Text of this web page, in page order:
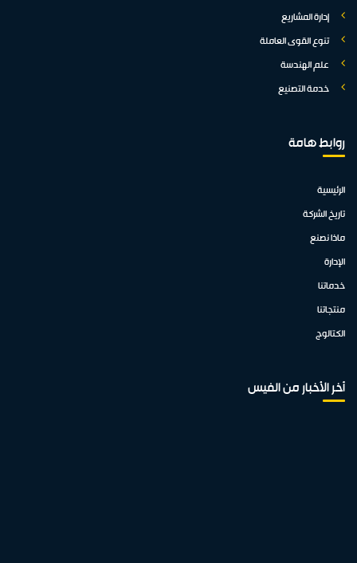
إدارة المشاريع
تنوع القوى العاملة
علم الهندسة
خدمة التصنيع
روابط هامة
الرئيسية
تاريخ الشركة
ماذا نصنع
الإدارة
خدماتنا
منتجاتنا
الكتالوج
أخر الأخبار من الفيس